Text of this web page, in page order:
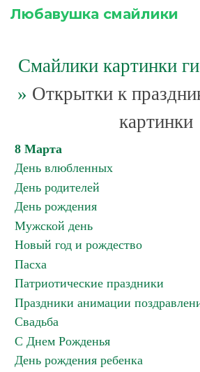
Любавушка смайлики
Смайлики картинки
» Открытки к
картинки
8 Марта
День влюбленных
День родителей
День рождения
Мужской день
Новый год и рождество
Пасха
Патриотические праздники
Праздники анимации
Свадьба
С Днем Рожденья
День рождения ребенка